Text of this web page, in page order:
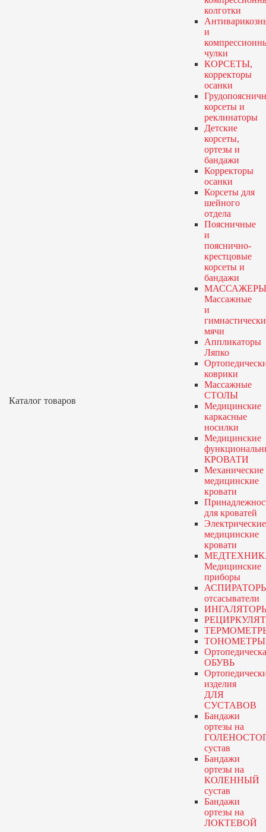
Каталог товаров
колготки
и
чулки
КОРСЕТЫ,
корректоры
осанки
корсеты и
реклинаторы
Детские
корсеты,
ортезы и
бандажи
Корректоры
осанки
Корсеты для
шейного
отдела
Поясничные
и
пояснично-
крестцовые
корсеты и
бандажи
Массажные
и
мячи
Аппликаторы
Ляпко
коврики
Массажные
СТОЛЫ
Медицинские
каркасные
носилки
Медицинские
КРОВАТИ
Механические
медицинские
кровати
для кроватей
Электрические
медицинские
кровати
Медицинские
приборы
отсасыватели
ТОНОМЕТРЫ
ОБУВЬ
изделия
ДЛЯ
СУСТАВОВ
Бандажи
ортезы на
сустав
Бандажи
ортезы на
КОЛЕННЫЙ
сустав
Бандажи
ортезы на
ЛОКТЕВОЙ